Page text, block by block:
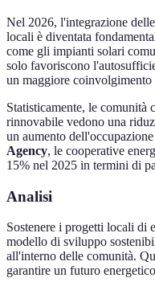
Nel 2026, l'integrazione
locali è diventata
come gli impianti solari
solo favoriscono
un maggiore coinvolgimento
Statisticamente, le comunità
rinnovabile vedono una
un aumento
Agency, le cooperative
15% nel 2025 in termini di
Analisi
Sostenere i progetti locali di
modello di sviluppo
all'interno delle comunità.
garantire un futuro